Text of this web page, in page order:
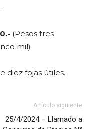
.
(Pesos tres
mil)
diez fojas útiles.
Artículo siguiente
25/4/2024 – Llamado a